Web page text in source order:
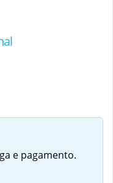
e pagamento.